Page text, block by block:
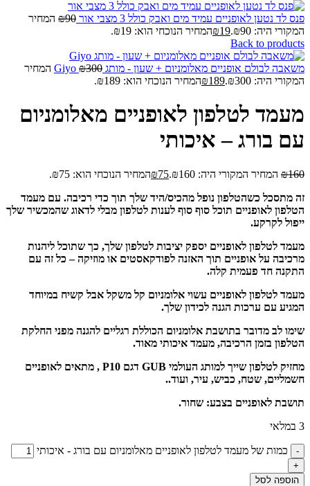
פנס לד נטען לאופניים עמיד מים ואבק כולל 3 מצבי אור ₪90
המחיר
המקורי היה: ₪90.
₪19
המחיר הנוכחי הוא: ₪19.
Back to products
משאבה לבולם אופניים מאלומניום + שעון - מותג Giyo ₪300
המחיר
המקורי היה: ₪300.
₪189 המחיר הנוכחי הוא: ₪189.
מעמד לטלפון לאופניים מאלומניום
עם בורג – איכותי
₪160 המחיר המקורי היה: ₪160. ₪75
המחיר הנוכחי הוא: ₪75.
זה מתסכל כשהטלפון נופל מהכיס/היד שלך תוך כדי רכיבה. עם מעמד
הטלפון לאופניים תוכל סוף סוף לענות לטלפון מבלי לדאוג שהמכשיר שלך
ייפול לקרקע.
מעמד לטלפון לאופניים יספק יציבות לטלפון שלך, כך שתוכל ליהנות
מרכיבה על אופניים תוך האזנה לפודקאסטים או מוזיקה – כל זה עם
התקנה חד פעמית קלה.
מעמד לטלפון לאופניים עשוי אלומניום קל משקל אבל קשיח במיוחד
המגיע עם ערכות הגנה לכידון שלך.
שימו לב מדובר בתושבת אלומניום הכוללת רגליים להגנה מפני החלקת
הטלפון בזמן הרכיבה, מעמד איכותי מאוד.
מחזיק לטלפון שייך למותג העולמי GUB דגם P10 , מתאים לאופניים
חשמליים, שטח, כביש, עיר, ועוד..
תושבת לאופניים בצבע: שחור.
3 במלאי
כמות של מעמד לטלפון לאופניים מאלומניום עם בורג - איכותי
הוספה לסל